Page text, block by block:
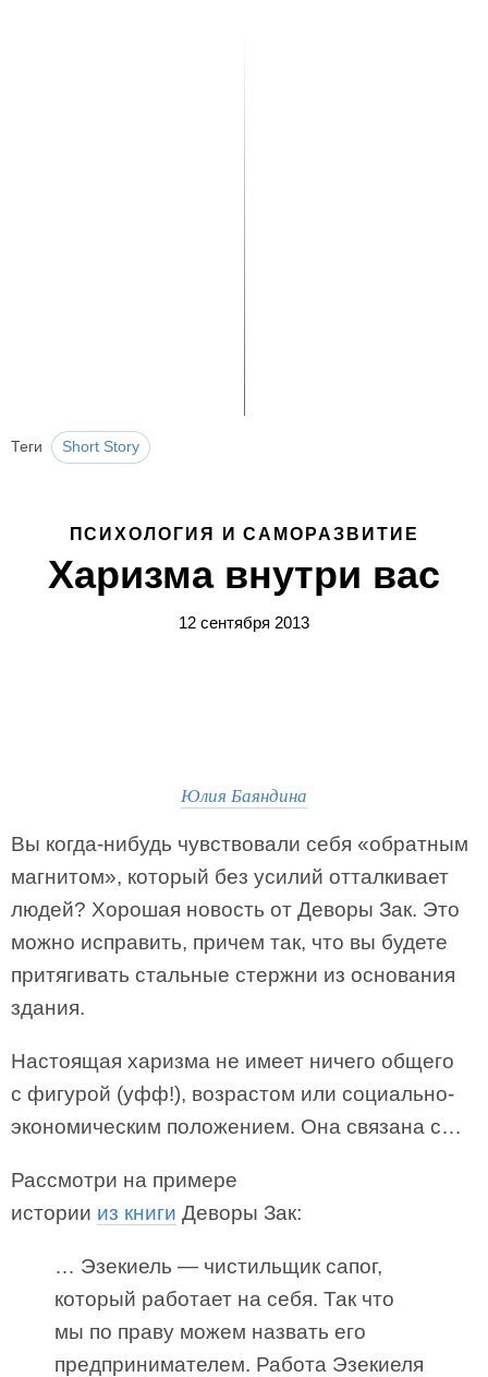
Теги Short Story
ПСИХОЛОГИЯ И САМОРАЗВИТИЕ
Харизма внутри вас
12 сентября 2013
Юлия Баяндина
Вы когда-нибудь чувствовали себя «обратным
магнитом», который без усилий отталкивает
людей? Хорошая новость от Деворы Зак. Это
можно исправить, причем так, что вы будете
притягивать стальные стержни из основания
здания.
Настоящая харизма не имеет ничего общего
с фигурой (уфф!), возрастом или социально-
экономическим положением. Она связана с…
Рассмотри на примере
истории из книги Деворы Зак:
… Эзекиель — чистильщик сапог,
который работает на себя. Так что
мы по праву можем назвать его
предпринимателем. Работа Эзекиеля